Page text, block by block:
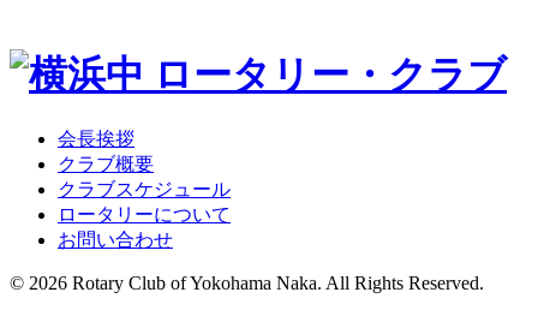
会長挨拶
クラブ概要
クラブスケジュール
ロータリーについて
お問い合わせ
© 2026 Rotary Club of Yokohama Naka. All Rights Reserved.